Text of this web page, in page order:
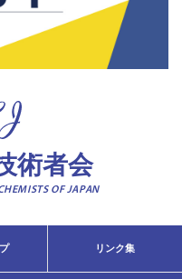
術者会
OF JAPAN
リンク集